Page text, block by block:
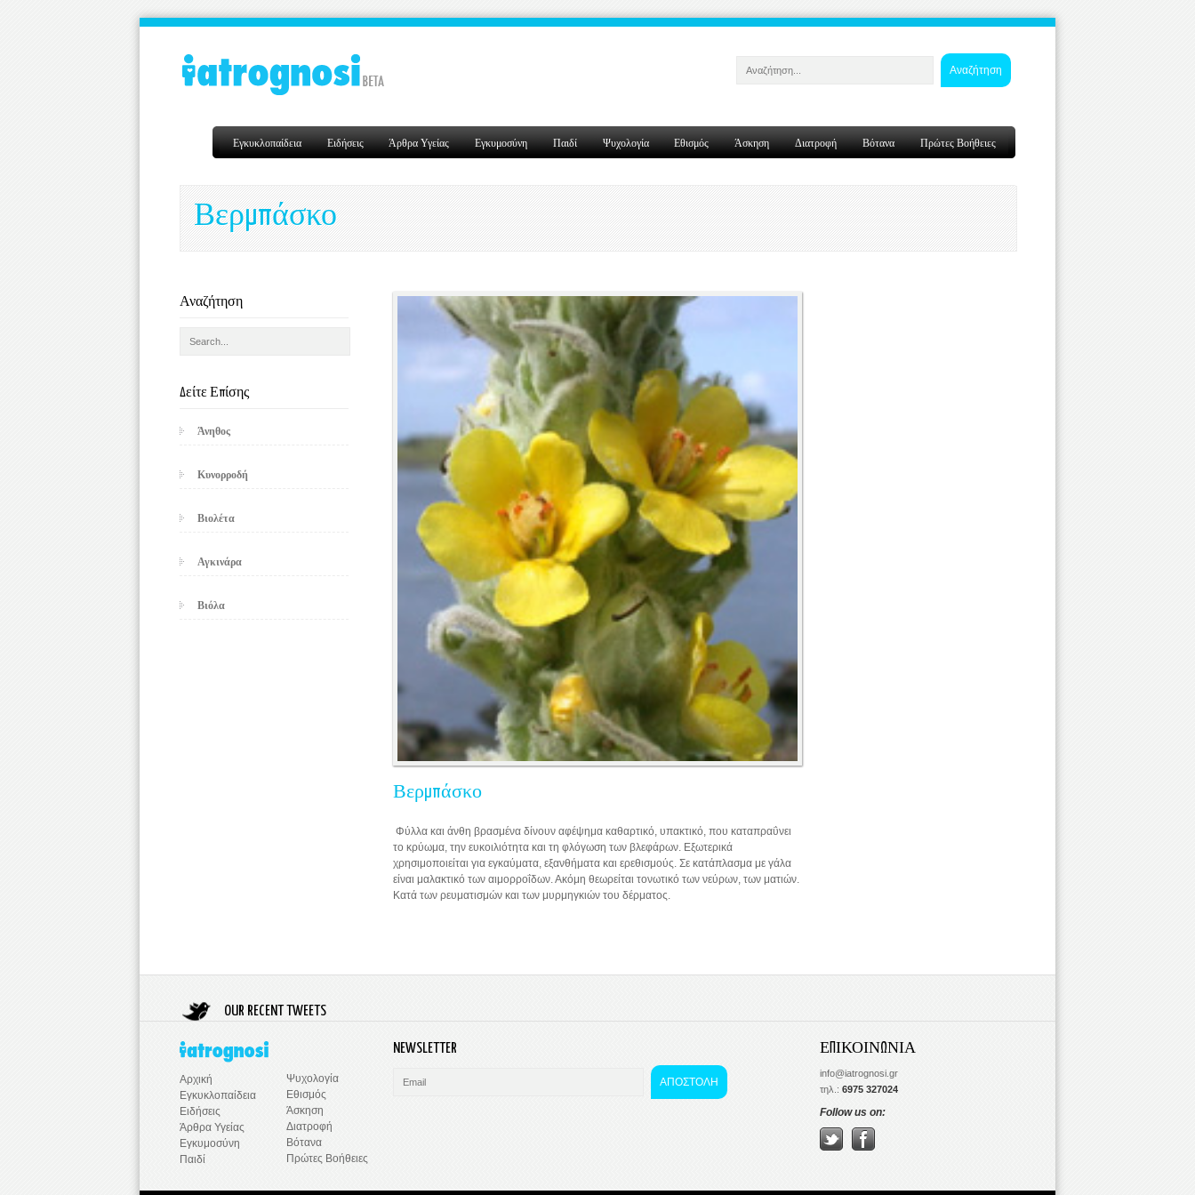
Αναζήτηση
Εγκυκλοπαίδεια Ειδήσεις Άρθρα Υγείας Εγκυμοσύνη Παιδί Ψυχολογία Εθισμός Άσκηση Διατροφή Βότανα Πρώτες Βοήθειες
Βερμπάσκο
Αναζήτηση
Δείτε Επίσης
Άνηθος
Κυνορροδή
Βιολέτα
Αγκινάρα
Βιόλα
Βερμπάσκο
Φύλλα και άνθη βρασμένα δίνουν αφέψημα καθαρτικό, υπακτικό, που καταπραΰνει
το κρύωμα, την ευκοιλιότητα και τη φλόγωση των βλεφάρων. Εξωτερικά
χρησιμοποιείται για εγκαύματα, εξανθήματα και ερεθισμούς. Σε κατάπλασμα με γάλα
είναι μαλακτικό των αιμορροΐδων. Ακόμη θεωρείται τονωτικό των νεύρων, των ματιών.
Κατά των ρευματισμών και των μυρμηγκιών του δέρματος.
OUR RECENT TWEETS
Αρχική
Εγκυκλοπαίδεια
Ειδήσεις
Άρθρα Υγείας
Εγκυμοσύνη
Παιδί
Ψυχολογία
Εθισμός
Άσκηση
Διατροφή
Βότανα
Πρώτες Βοήθειες
NEWSLETTER
ΑΠΟΣΤΟΛΗ
ΕΠΙΚΟΙΝΩΝΙΑ
info@iatrognosi.gr
τηλ.: 6975 327024
Follow us on: